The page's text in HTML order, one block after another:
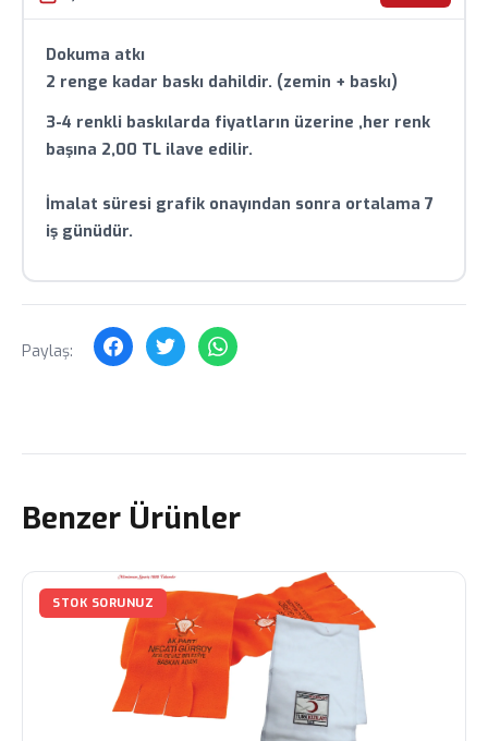
Toplu siparişlerde özel fiyat teklifi için bizimle iletişime
Dokuma atkı
2 renge kadar baskı dahildir. (zemin + baskı)
3-4 renkli baskılarda fiyatların üzerine ,her renk
başına 2,00 TL ilave edilir.
İmalat süresi grafik onayından sonra ortalama 7
iş günüdür.
Paylaş:
Benzer Ürünler
STOK SORUNUZ